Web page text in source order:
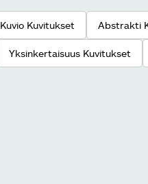
Kuvio Kuvitukset Abstrakti
Yksinkertaisuus Kuvitukset